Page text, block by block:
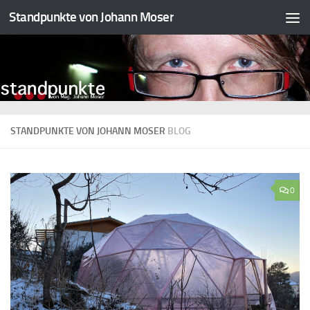
Zum Inhalt springen
Standpunkte von Johann Moser
STANDPUNKTE VON JOHANN MOSER BLOG
0